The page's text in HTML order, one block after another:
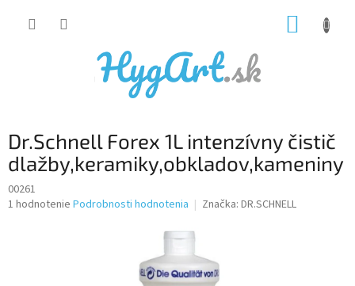
Dr.Schnell Forex 1L intenzívny čistič
dlažby,keramiky,obkladov,kameniny
00261
Priemerné
1 hodnotenie Podrobnosti hodnotenia Značka: DR.SCHNELL